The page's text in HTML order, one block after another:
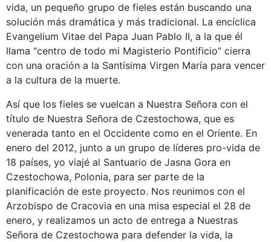
vida, un pequeño grupo de fieles están buscando una
solución más dramática y más tradicional. La encíclica
Evangelium Vitae del Papa Juan Pablo II, a la que él
llama “centro de todo mi Magisterio Pontificio” cierra
con una oración a la Santísima Virgen María para vencer
a la cultura de la muerte.
Así que los fieles se vuelcan a Nuestra Señora con el
título de Nuestra Señora de Czestochowa, que es
venerada tanto en el Occidente como en el Oriente. En
enero del 2012, junto a un grupo de líderes pro-vida de
18 países, yo viajé al Santuario de Jasna Gora en
Czestochowa, Polonia, para ser parte de la
planificación de este proyecto. Nos reunimos con el
Arzobispo de Cracovia en una misa especial el 28 de
enero, y realizamos un acto de entrega a Nuestras
Señora de Czestochowa para defender la vida, la